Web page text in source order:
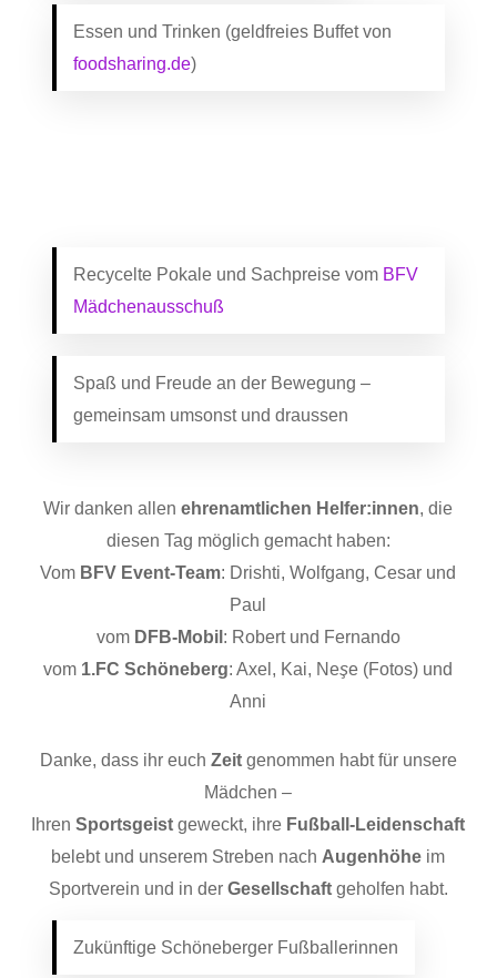
Essen und Trinken (geldfreies Buffet von
foodsharing.de)
Recycelte Pokale und Sachpreise vom BFV
Mädchenausschuß
Spaß und Freude an der Bewegung –
gemeinsam umsonst und draussen
Wir danken allenehrenamtlichen Helfer:innen, die
diesen Tag möglich gemacht haben:
Vom BFV Event-Team: Drishti, Wolfgang, Cesar und
Paul
vom DFB-Mobil : Robert und Fernando
vom 1.FC Schöneberg: Axel, Kai, Neşe (Fotos) und
Anni
Danke, dass ihr euch Zeitgenommen habt für unsere
Mädchen –
IhrenSportsgeist geweckt, ihre Fußball-Leidenschaft
belebt und unserem Streben nach Augenhöhe im
Sportverein und in der Gesellschaftgeholfen habt.
Zukünftige Schöneberger Fußballerinnen